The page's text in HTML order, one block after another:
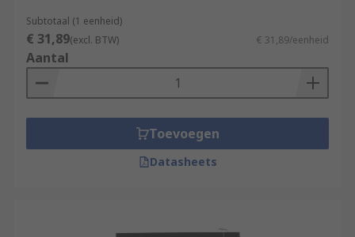
Subtotaal (1 eenheid)
€ 31,89(excl. BTW) € 31,89/eenheid
Aantal
Toevoegen
Datasheets